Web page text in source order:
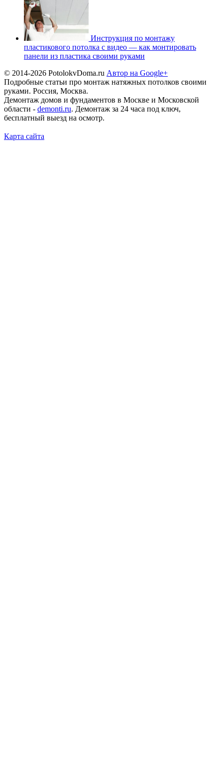
Инструкция по монтажу
пластикового потолка с видео — как монтировать
панели из пластика своими руками
© 2014-2026 PotolokvDoma.ru Автор на Google+
Подробные статьи про монтаж натяжных потолков своими
руками. Россия, Москва.
Демонтаж домов и фундаментов в Москве и Московской
области - demonti.ru. Демонтаж за 24 часа под ключ,
бесплатный выезд на осмотр.
Карта сайта